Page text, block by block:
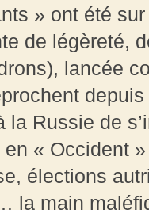
» ont été
de légèreté,
lancée
Russie de
« Occident
élections
la main